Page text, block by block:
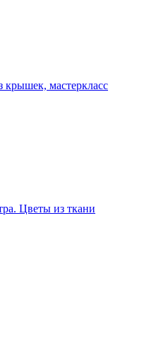
мастеркласс
Цветы из ткани